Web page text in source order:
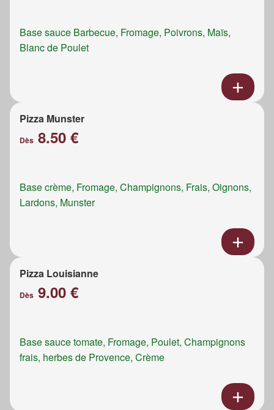
Base sauce Barbecue, Fromage, Poivrons, Maïs,
Blanc de Poulet
Pizza Munster
Dès 8.50 €
Base crème, Fromage, Champignons, Frais, Oignons,
Lardons, Munster
Pizza Louisianne
Dès 9.00 €
Base sauce tomate, Fromage, Poulet, Champignons
frais, herbes de Provence, Crème